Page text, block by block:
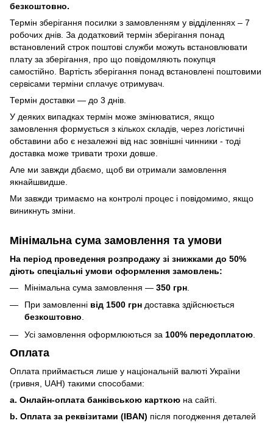
безкоштовно.
Термін зберігання посилки з замовленням у відділеннях – 7
робочих днів. За додатковий термін зберігання понад
встановлений строк поштові служби можуть встановлювати
плату за зберігання, про що повідомляють покупця
самостійно. Вартість зберігання понад вcтановлені поштовими
сервісами терміни сплачує отримувач.
Термін доставки — до 3 днів.
У деяких випадках термін може змінюватися, якщо
замовлення формується з кількох складів, через логістичні
обставини або є незалежні від нас зовнішні чинники - тоді
доставка може тривати трохи довше.
Але ми завжди дбаємо, щоб ви отримали замовлення
якнайшвидше.
Ми завжди тримаємо на контролі процес і повідомимо, якщо
виникнуть зміни.
Мінімальна сума замовлення та умови
На період проведення розпродажу зі знижками до 50%
діють спеціальні умови оформлення замовлень:
Мінімальна сума замовлення — 350 грн
При замовленні від 1500 грн доставка здійснюється
безкоштовно.
Усі замовлення оформлюються за 100% передоплатою
Оплата
Оплата приймається лише у національній валюті України
(гривня, UAH) такими способами:
a. Онлайн-оплата банківською карткою на сайті.
b. Оплата за реквізитами (IBAN) після погодження деталей